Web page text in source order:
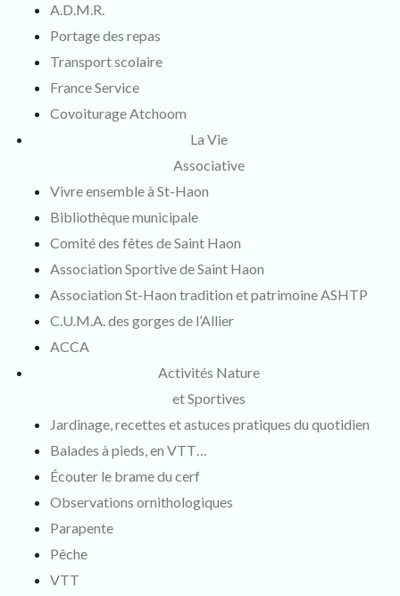
A.D.M.R.
Portage des repas
Transport scolaire
France Service
Covoiturage Atchoom
La Vie
Associative
Vivre ensemble à St-Haon
Bibliothèque municipale
Comité des fêtes de Saint Haon
Association Sportive de Saint Haon
Association St-Haon tradition et patrimoine ASHTP
C.U.M.A. des gorges de l’Allier
ACCA
Activités Nature
et Sportives
Jardinage, recettes et astuces pratiques du quotidien
Balades à pieds, en VTT…
Écouter le brame du cerf
Observations ornithologiques
Parapente
Pêche
VTT